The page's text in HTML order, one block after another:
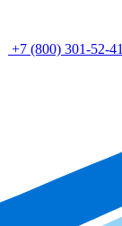
+7 (800) 301-52-41